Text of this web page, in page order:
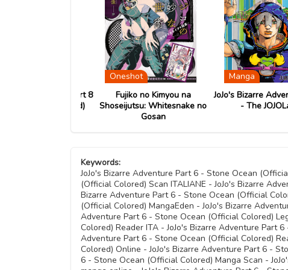
Capitolo 12
Capitolo 11
Capitolo 10
Capitolo 09
Capitolo 04
Capitolo 03
Capitolo 02
Capitolo 01
Oneshot
Fujiko no Kimyou na
Shoseijutsu: Whitesnake no
Gosan
Manga
JoJo's Bizarre
- The
Keywords:
JoJo's Bizarre Adventure Part 6 - Stone Ocean
(Official Colored) Scan ITALIANE - JoJo's Bizarre
Bizarre Adventure Part 6 - Stone Ocean (Official
(Official Colored) MangaEden - JoJo's Bizarre
Adventure Part 6 - Stone Ocean (Official Colored)
Colored) Reader ITA - JoJo's Bizarre Adventure Part
Adventure Part 6 - Stone Ocean (Official Colored)
Colored) Online - JoJo's Bizarre Adventure Part 6 -
6 - Stone Ocean (Official Colored) Manga Scan -